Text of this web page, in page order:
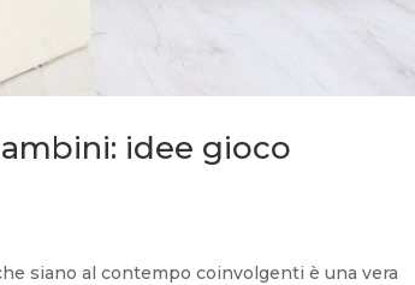
idee gioco
siano al contempo coinvolgenti è una vera